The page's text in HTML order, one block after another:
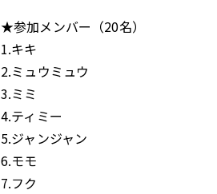
★参加メンバー（20名）
1.キキ
2.ミュウミュウ
3.ミミ
4.ティミー
5.ジャンジャン
6.モモ
7.フク